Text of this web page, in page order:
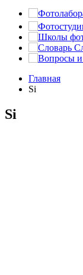
Главная
Si
Si